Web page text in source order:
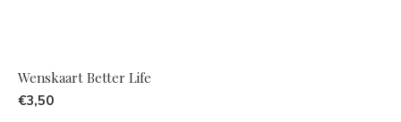
Wenskaart Better Life
€3,50